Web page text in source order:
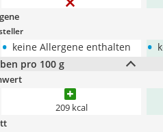
• keine Allergene enthalten •
pro 100 g
209 kcal